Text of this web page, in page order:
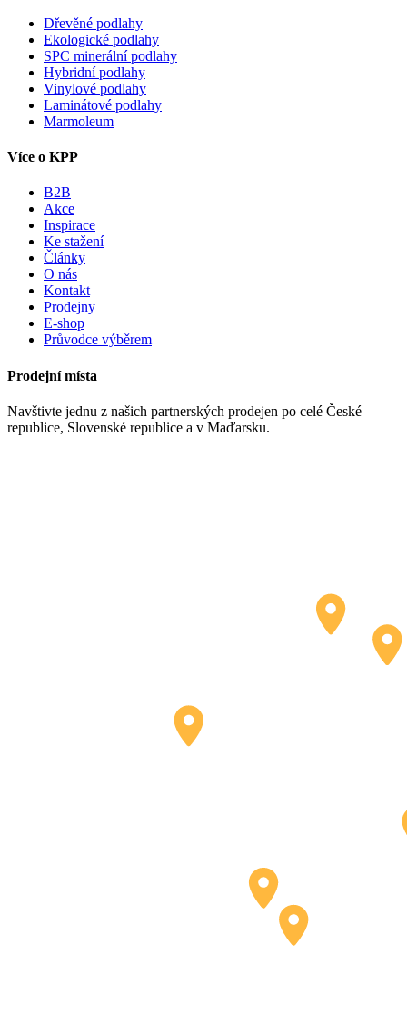
Dřevěné podlahy
Ekologické podlahy
SPC minerální podlahy
Hybridní podlahy
Vinylové podlahy
Laminátové podlahy
Marmoleum
Více o KPP
B2B
Akce
Inspirace
Ke stažení
Články
O nás
Kontakt
Prodejny
E-shop
Průvodce výběrem
Prodejní místa
Navštivte jednu z našich partnerských prodejen po celé České
republice, Slovenské republice a v Maďarsku.